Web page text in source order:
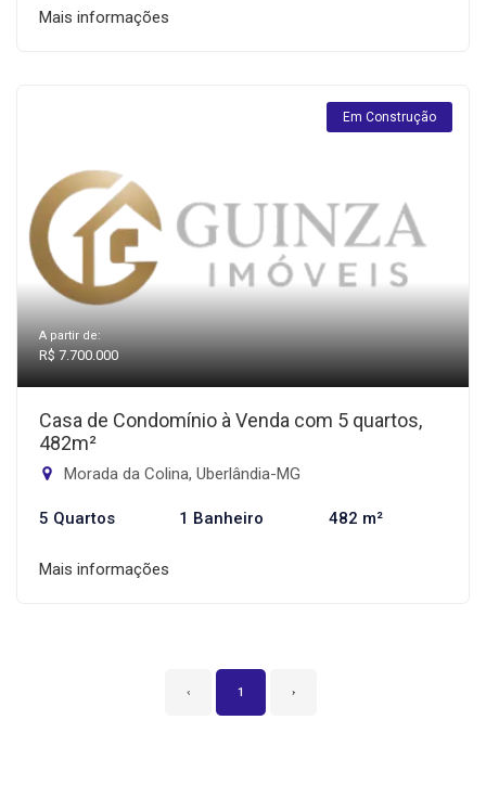
Mais informações
Em Construção
A partir de:
R$ 7.700.000
Casa de Condomínio à Venda com 5 quartos,
482m²
Morada da Colina, Uberlândia-MG
5 Quartos 1 Banheiro 482 m²
Mais informações
‹ 1 ›